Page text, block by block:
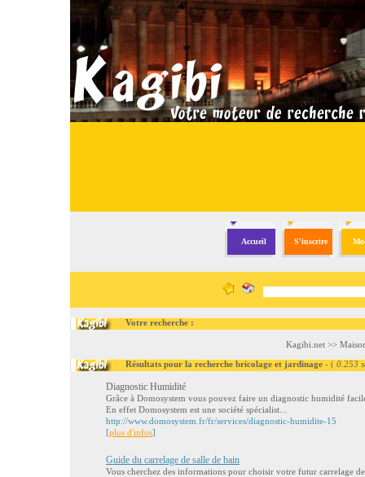
Accueil S'inscrire
Votre recherche :
Kagibi.net>>
Résultats pour la recherche bricolage et jardinage - ( 0.253
Diagnostic Humidité
Grâce à Domosystem vous pouvez faire un diagnostic humidité
En effet Domosystem est une société spécialist...
http://www.domosystem.fr/fr/services/diagnostic-humidite-15
[plus d'infos]
Guide du carrelage de salle de bain
Vous cherchez des informations pour choisir votre futur carrelage